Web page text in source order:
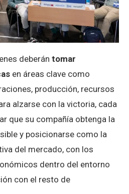
deberán tomar
en áreas clave como
producción, recursos
alzarse con la victoria, cada
que su compañía obtenga la
y posicionarse como la
del mercado, con los
dentro del entorno
con el resto de